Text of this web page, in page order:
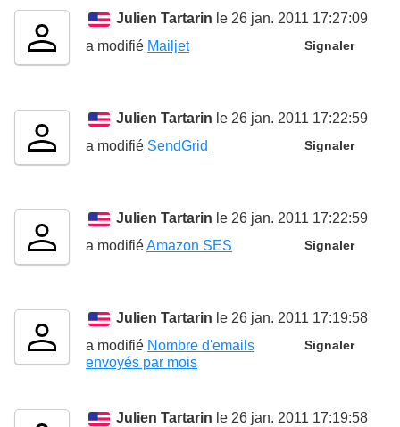
Julien Tartarin le 26 jan. 2011 17:27:09
Signaler
a modifié Mailjet
Julien Tartarin le 26 jan. 2011 17:22:59
Signaler
a modifié SendGrid
Julien Tartarin le 26 jan. 2011 17:22:59
Signaler
a modifiéAmazon SES
Julien Tartarin le 26 jan. 2011 17:19:58
Signaler
a modifié Nombre d'emails
envoyés par mois
Julien Tartarin le 26 jan. 2011 17:19:58